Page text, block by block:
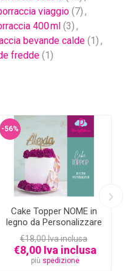
viaggio (7) ,
400 ml (3) ,
bevande calde (1) ,
fredde (1)
-56%
Cake Topper NOME in
legno da Personalizzare
€18,00 Iva inclusa
€8,00 Iva inclusa
più spedizione